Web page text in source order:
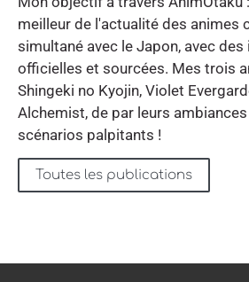
meilleur de l'actualité des animes
simultané avec le Japon, avec
officielles et sourcées. Mes trois
Shingeki no Kyojin, Violet
Alchemist, de par leurs
scénarios palpitants !
Toutes les publications